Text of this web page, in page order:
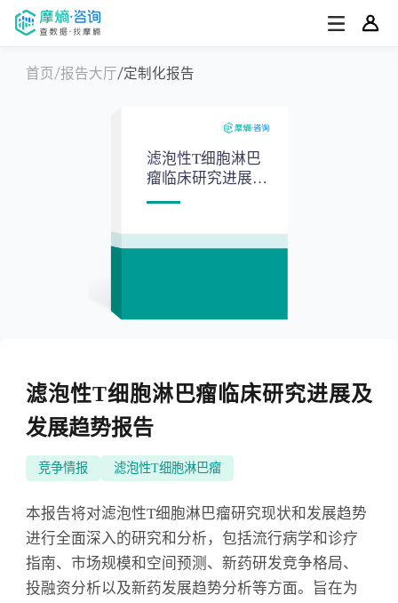
首页 报告大厅 定制化报告
滤泡性T细胞淋巴
瘤临床研究进展及
发展趋势报告
滤泡性T细胞淋巴瘤临床研究进展及
发展趋势报告
竞争情报 滤泡性T细胞淋巴瘤
本报告将对滤泡性T细胞淋巴瘤研究现状和发展趋势
进行全面深入的研究和分析，包括流行病学和诊疗
指南、市场规模和空间预测、新药研发竞争格局、
投融资分析以及新药发展趋势分析等方面。旨在为